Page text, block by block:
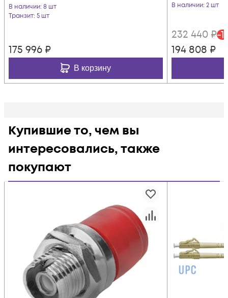
В наличии: 8 шт
Транзит: 5 шт
175 996 ₽
В корзину
В наличии: 2 шт
232 440 ₽-
194 808 ₽
Купившие то, чем вы
интересовались, также
покупают